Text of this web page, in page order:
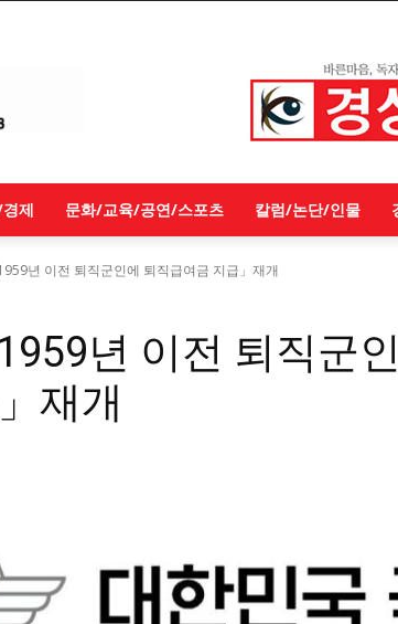
제 문화/교육/공연/스포츠 칼럼/논단/인물
년 이전 퇴직군인에 퇴직급여금 지급」재개
년 이전 퇴직군
재개